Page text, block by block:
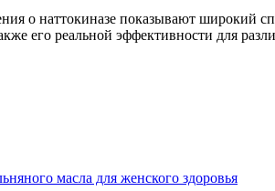
о наттокиназе показывают широкий
его реальной эффективности для
масла для женского здоровья